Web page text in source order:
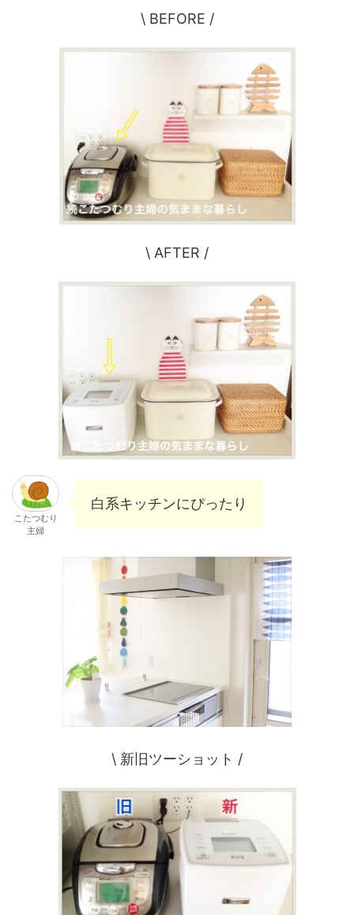
\ BEFORE /
\ AFTER /
こたつむり
主婦
白系キッチンにぴったり
\ 新旧ツーショット /